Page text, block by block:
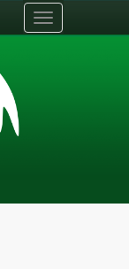
Toggle
navigation